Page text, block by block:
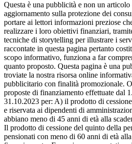
Questa è una pubblicità e non un
aggiornamento sulla protezione dei
portare ai lettori informazioni preziose
realizzare i loro obiettivi finanziari,
tecniche di storytelling per illustrare i
raccontate in questa pagina pertanto
scopo informativo, funziona a far
quanto proposto. Questa pagina è una
troviate la nostra risorsa online
pubblicitario con finalità promozionale.
proposte di finanziamento effettuate dal
31.10.2023 per: A) il prodotto di
e riservata ai dipendenti di
abbiano meno di 45 anni di età alla
Il prodotto di cessione del quinto della
pensionati con meno di 60 anni di età